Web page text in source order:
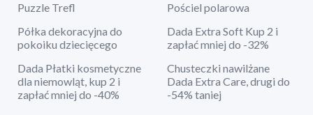
Puzzle Trefl
Pościel polarowa
Półka dekoracyjna do
pokoiku dziecięcego
Dada Extra Soft Kup 2 i
zapłać mniej do -32%
Dada Płatki kosmetyczne
dla niemowląt, kup 2 i
zapłać mniej do -40%
Chusteczki nawilżane
Dada Extra Care, drugi do
-54% taniej